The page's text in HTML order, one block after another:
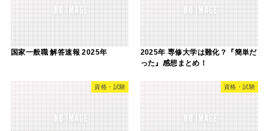
国家一般職 解答速報 2025年
2025年 専修大学は難化？『簡単だ
った』感想まとめ！
資格・試験 資格・試験